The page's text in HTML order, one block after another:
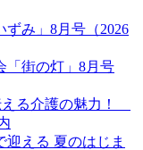
ずみ」8月号（2026
「街の灯」8月号
える介護の魅力！
迎える 夏のはじま